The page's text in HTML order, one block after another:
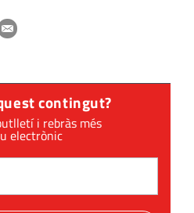
contingut?
i rebràs més
electrònic